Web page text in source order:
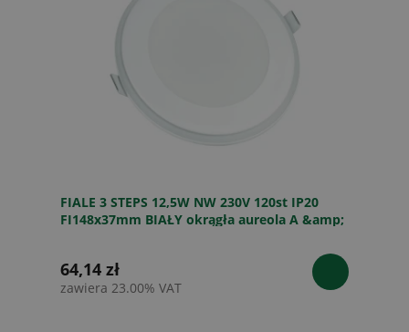
FIALE 3 STEPS 12,5W NW 230V 120st IP20
FI148x37mm BIAŁY okrągła aureola A &amp;
64,14 zł
zawiera 23.00% VAT